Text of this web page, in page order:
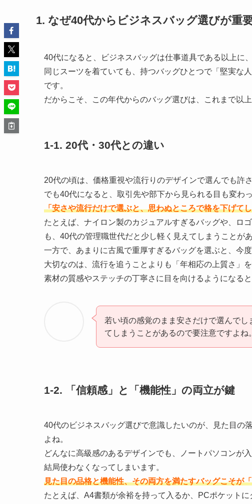
1. なぜ40代からビジネスバッグ選びが重
40代になると、ビジネスバッグは仕事道具である以上に
同じスーツを着ていても、持つバッグひとつで「堅実な
です。
だからこそ、この年代からのバッグ選びは、これまで以
1-1. 20代・30代との違い
20代の頃は、価格重視や流行りのデザインで選んでも許
でも40代になると、取引先や部下から見られる目も変わっ
「安さや流行だけで選ぶと、思わぬところで格を下げて
たとえば、ナイロン製のカジュアルすぎるバッグや、ロ
も、40代の管理職世代だと少し軽く見えてしまうことが
一方で、あまりに古風で重厚すぎるバッグを選ぶと、今
大切なのは、流行を追うことよりも「年相応の上質さ」
素材の質感やステッチの丁寧さに目を向けるようになる
若い頃の感覚のまま安さだけで選んで
てしまうことがあるので要注意ですよね。
1-2. 「信頼感」と「機能性」の両立が鍵
40代のビジネスバッグ選びで意識したいのが、見た目の
よね。
どんなに高級感のあるデザインでも、ノートパソコンが
結局使わなくなってしまいます。
見た目の品格と機能性、その両方を満たすバッグこそが
たとえば、A4書類が余裕を持って入るか、PCポケット